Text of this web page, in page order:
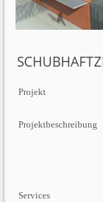
Projekt
Projektbeschreibung
Services